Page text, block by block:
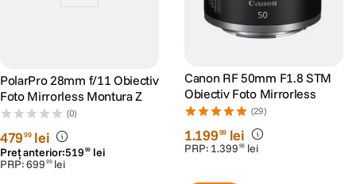
PolarPro 28mm f/11 Obiectiv
Foto Mirrorless Montura Z
(0)
47999 lei
Preț anterior:519 99 lei
PRP:699 99 lei
Canon RF 50mm F1.8 STM
Obiectiv Foto Mirrorless
(29)
1.19999 lei
PRP: 1.399 99 lei